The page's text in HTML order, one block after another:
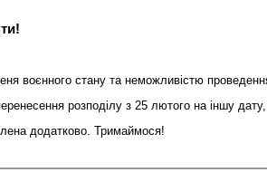
воєнного стану та неможливістю
розподілу з 25 лютого на іншу дату,
додатково. Тримаймося!